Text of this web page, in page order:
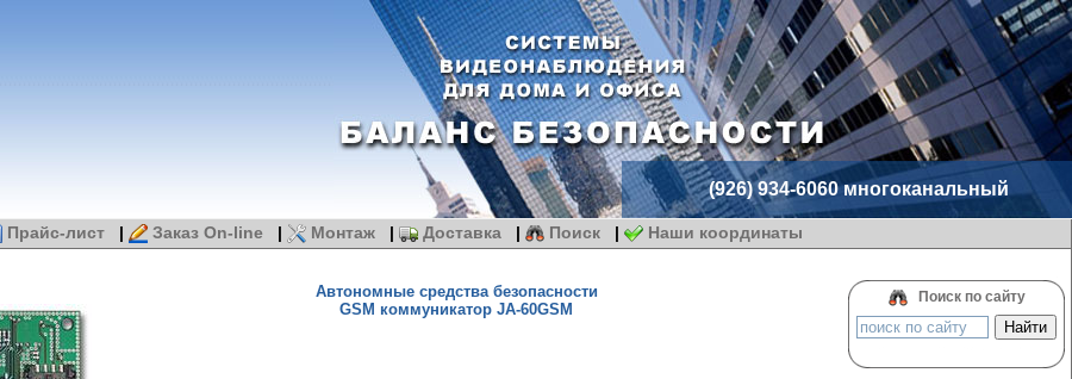
(926) 934-6060 многоканальный
Прайс-лист | Заказ On-line | Монтаж | Доставка | Поиск | Наши координаты
Автономные средства безопасности
GSM коммуникатор JA-60GSM
Поиск по сайту